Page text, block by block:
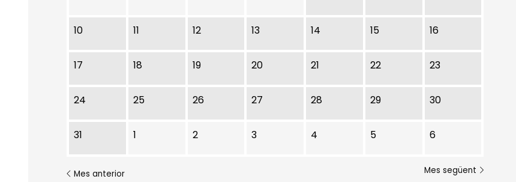
10 11 12 13 14 15 16
17 18 19 20 21 22 23
24 25 26 27 28 29 30
31 1 2 3 4 5 6
Mes anterior Mes següent